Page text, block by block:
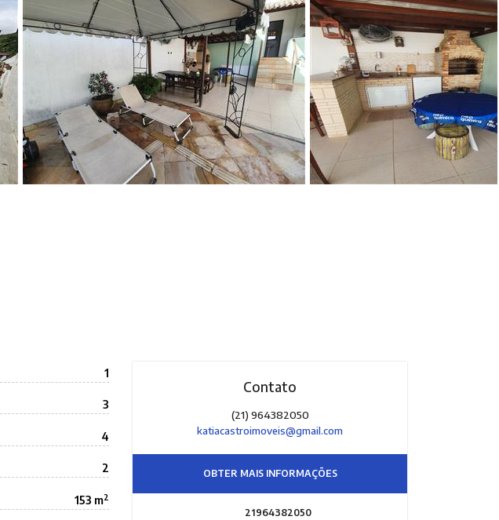
1
3
4
2
153 m2
Contato
(21) 964382050
katiacastroimoveis@gmail.com
OBTER MAIS INFORMAÇÕES
21964382050